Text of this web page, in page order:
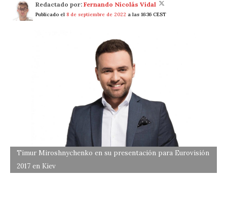
Redactado por: Fernando Nicolás Vidal
Publicado el 8 de septiembre de 2022 a las 16:36 CEST
Timur Miroshnychenko en su presentación para Eurovisión
2017 en Kiev